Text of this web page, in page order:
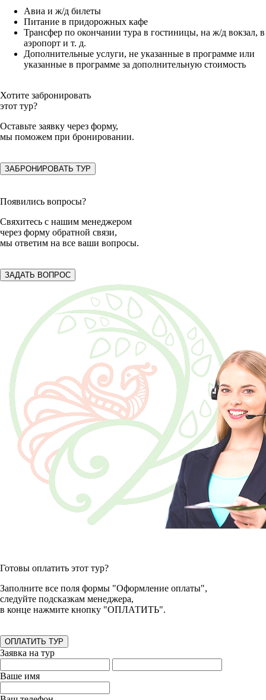
Авиа и ж/д билеты
Питание в придорожных кафе
Трансфер по окончании тура в гостиницы, на ж/д вокзал, в
аэропорт и т. д.
Дополнительные услуги, не указанные в программе или
указанные в программе за дополнительную стоимость
Хотите забронировать
этот тур?
Оставьте заявку через форму,
мы поможем при бронировании.
ЗАБРОНИРОВАТЬ ТУР
Появились вопросы?
Свяхитесь с нашим менеджером
через форму обратной связи,
мы ответим на все ваши вопросы.
ЗАДАТЬ ВОПРОС
Готовы оплатить этот тур?
Заполните все поля формы "Оформление оплаты",
следуйте подсказкам менеджера,
в конце нажмите кнопку "ОПЛАТИТЬ".
ОПЛАТИТЬ ТУР
Заявка на тур
Ваше имя